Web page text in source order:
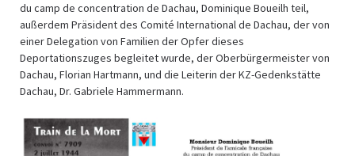
du camp de concentration de Dachau, Dominique Boueilh teil,
außerdem Präsident des Comité International de Dachau, der von
einer Delegation von Familien der Opfer dieses
Deportationszuges begleitet wurde, der Oberbürgermeister von
Dachau, Florian Hartmann, und die Leiterin der KZ-Gedenkstätte
Dachau, Dr. Gabriele Hammermann.